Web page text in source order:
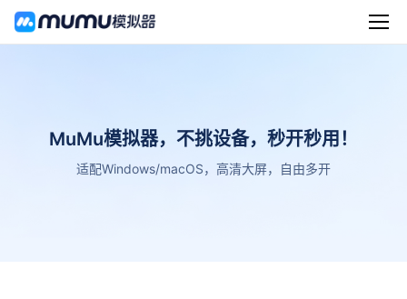
MuMu模拟器，不挑设备，秒开秒用！
适配Windows/macOS，高清大屏，自由多开